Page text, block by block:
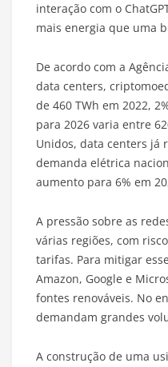
interação com o
mais energia que uma
De acordo com a
data centers,
de 460 TWh em 2022,
para 2026 varia entre
Unidos, data centers já
demanda elétrica
aumento para 6% em
A pressão sobre as
várias regiões, com
tarifas. Para mitigar
Amazon, Google e
fontes renováveis. No
demandam grandes
A construção de uma